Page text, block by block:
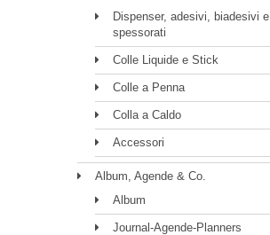
Dispenser, adesivi, biadesivi e
spessorati
Colle Liquide e Stick
Colle a Penna
Colla a Caldo
Accessori
Album, Agende & Co.
Album
Journal-Agende-Planners